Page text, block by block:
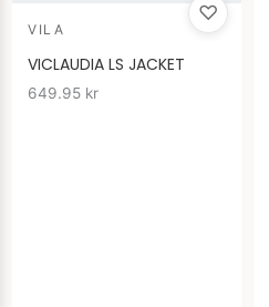
♡
VILA
VICLAUDIA LS JACKET
649.95 kr